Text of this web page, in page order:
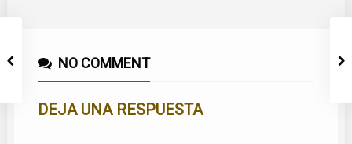
NO COMMENT
DEJA UNA RESPUESTA